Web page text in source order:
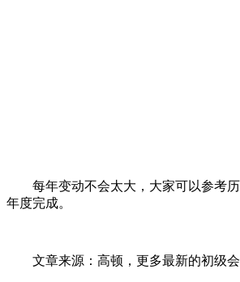
每年变动不会太大，大家可以参考历
年度完成。
文章来源：高顿，更多最新的初级会